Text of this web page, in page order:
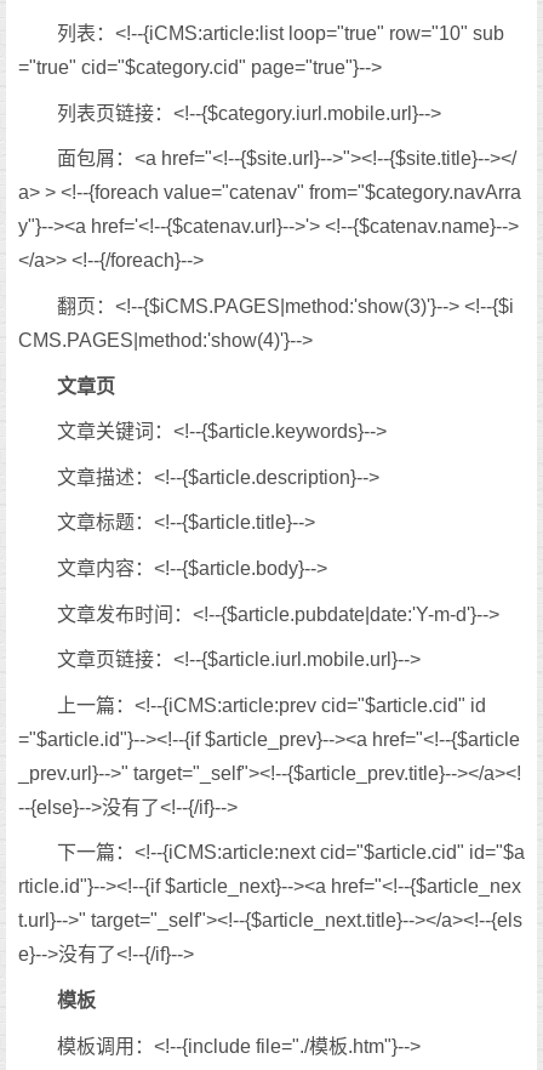
列表：<!--{iCMS:article:list loop="true" row="10" sub
="true" cid="$category.cid" page="true"}-->
列表页链接：<!--{$category.iurl.mobile.url}-->
面包屑：<a href="<!--{$site.url}-->"><!--{$site.title}--></
a> > <!--{foreach value="catenav" from="$category.navArra
y"}--><a href='<!--{$catenav.url}-->'> <!--{$catenav.name}-->
</a>> <!--{/foreach}-->
翻页：<!--{$iCMS.PAGES|method:'show(3)'}--> <!--{$i
CMS.PAGES|method:'show(4)'}-->
文章页
文章关键词：<!--{$article.keywords}-->
文章描述：<!--{$article.description}-->
文章标题：<!--{$article.title}-->
文章内容：<!--{$article.body}-->
文章发布时间：<!--{$article.pubdate|date:'Y-m-d'}-->
文章页链接：<!--{$article.iurl.mobile.url}-->
上一篇：<!--{iCMS:article:prev cid="$article.cid" id
="$article.id"}--><!--{if $article_prev}--><a href="<!--{$article
_prev.url}-->" target="_self"><!--{$article_prev.title}--></a><!
--{else}-->没有了<!--{/if}-->
下一篇：<!--{iCMS:article:next cid="$article.cid" id="$a
rticle.id"}--><!--{if $article_next}--><a href="<!--{$article_nex
t.url}-->" target="_self"><!--{$article_next.title}--></a><!--{els
e}-->没有了<!--{/if}-->
模板
模板调用：<!--{include file="./模板.htm"}-->